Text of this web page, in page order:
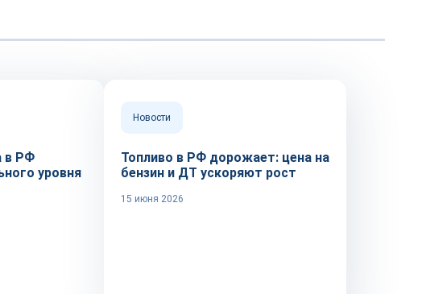
в РФ
уровня
Новости
Топливо в РФ дорожает: цена на
бензин и ДТ ускоряют рост
15 июня 2026